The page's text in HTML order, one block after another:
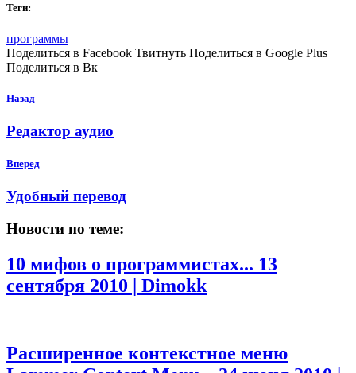
Теги:
программы
Поделиться в Facebook Твитнуть Поделиться в Google Plus
Поделиться в Вк
Назад
Редактор аудио
Вперед
Удобный перевод
Новости по теме:
10 мифов о программистах... 13
сентября 2010 | Dimokk
Расширенное контекстное меню